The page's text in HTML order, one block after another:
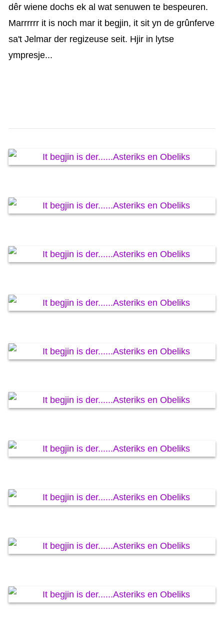
dêr wiene dochs ek al wat senuwen te bespeuren.
Marrrrrr it is noch mar it begjin, it sit yn de grûnferve
sa't Jelmar der regizeuse seit. Hjir in lytse
ympresje...